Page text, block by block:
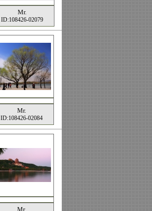
Mr.
ID:108426-02079
Mr.
ID:108426-02084
Mr.